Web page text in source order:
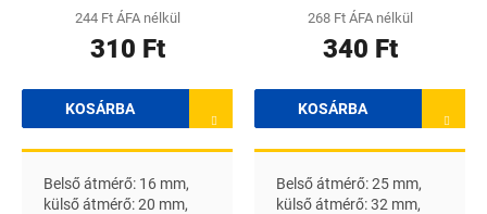
244 Ft ÁFA nélkül
310 Ft
KOSÁRBA
Belső átmérő: 16 mm,
külső átmérő: 20 mm,
268 Ft ÁFA nélkül
340 Ft
KOSÁRBA
Belső átmérő: 25 mm,
külső átmérő: 32 mm,